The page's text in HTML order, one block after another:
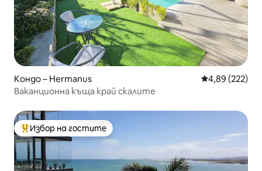
Кондо – Hermanus Средна
4,89 (222)
Ваканционна къща край скалите
Най-популярен избор на гостите
Избор на гостите